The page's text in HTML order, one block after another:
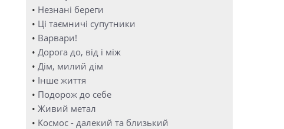
• Незнані береги
• Ці таємничі супутники
• Варвари!
• Дорога до, від і між
• Дім, милий дім
• Інше життя
• Подорож до себе
• Живий метал
• Космос - далекий та близький